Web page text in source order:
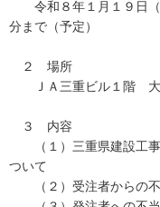
令和８年１月１９日（
分まで（予定）
２ 場所
ＪＡ三重ビル１階 大会
３ 内容
（１）三重県建設工事
ついて
（２）受注者からの不